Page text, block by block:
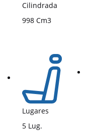
Cilindrada
998 Cm3
Lugares
5 Lug.